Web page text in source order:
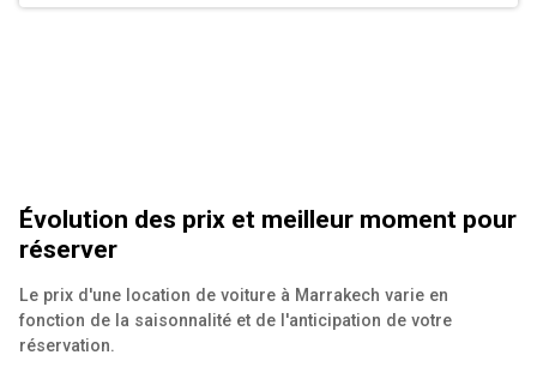
Évolution des prix et meilleur moment pour
réserver
Le prix d'une location de voiture à Marrakech varie en
fonction de la saisonnalité et de l'anticipation de votre
réservation.